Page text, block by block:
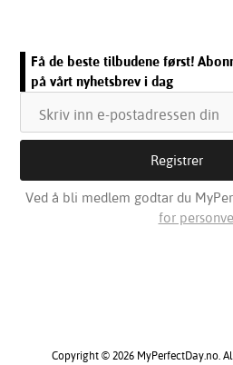
Få de beste tilbudene først!
på vårt nyhetsbrev i dag
Ved å bli medlem godtar du
for
Copyright © 2026 MyPerfectDay.no.